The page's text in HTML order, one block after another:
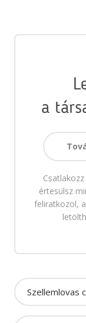
a
értesülsz
feliratkozol,
Szellemlovas